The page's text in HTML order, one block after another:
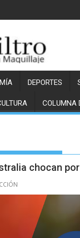
DEPORTES
COLUMNA
chocan